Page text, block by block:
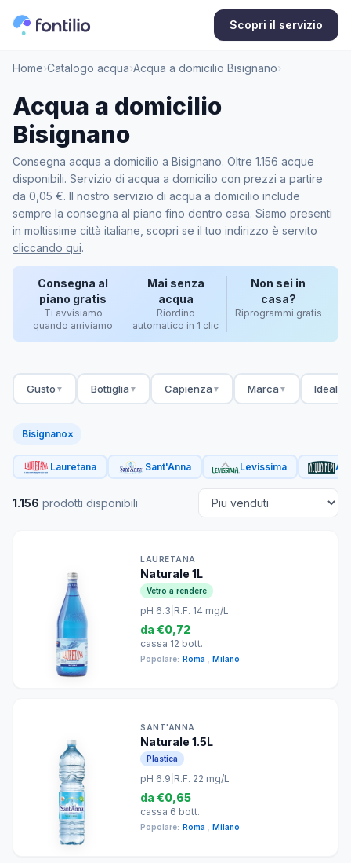
Scopri il servizio
Home›Catalogo acqua›Acqua a domicilio Bisignano›
Acqua a domicilio
Bisignano
Consegna acqua a domicilio a Bisignano. Oltre 1.156 acque
disponibili. Servizio di acqua a domicilio con prezzi a partire
da 0,05 €. Il nostro servizio di acqua a domicilio include
sempre la consegna al piano fino dentro casa. Siamo presenti
in moltissime città italiane, scopri se il tuo indirizzo è servito
cliccando qui.
Consegna al
piano gratis
Ti avvisiamo
quando arriviamo
Mai senza
acqua
Riordino
automatico in 1 clic
Non sei in
casa?
Riprogrammi gratis
Gusto ▼ Bottiglia ▼ Capienza ▼ Marca ▼ Ideale
Bisignano×
Lauretana Sant'Anna Levissima
1.156 prodotti disponibili
LAURETANA
Naturale 1L
Vetro a rendere
pH 6.3 R.F. 14 mg/L
da €0,72
cassa 12 bott.
Popolare: Roma Milano
SANT'ANNA
Naturale 1.5L
Plastica
pH 6.9 R.F. 22 mg/L
da €0,65
cassa 6 bott.
Popolare: Roma Milano